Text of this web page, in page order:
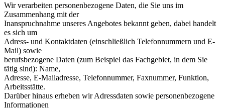
Wir verarbeiten personenbezogene Daten, die Sie uns im
Zusammenhang mit der
Inanspruchnahme unseres Angebotes bekannt geben, dabei handelt
es sich um
Adress- und Kontaktdaten (einschließlich Telefonnummern und E-
Mail) sowie
berufsbezogene Daten (zum Beispiel das Fachgebiet, in dem Sie
tätig sind): Name,
Adresse, E-Mailadresse, Telefonnummer, Faxnummer, Funktion,
Arbeitsstätte.
Darüber hinaus erheben wir Adressdaten sowie personenbezogene
Informationen